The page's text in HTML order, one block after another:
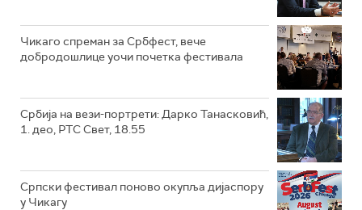
Чикаго спреман за Србфест, вече
добродошлице уочи почетка фестивала
Србија на вези-портрети: Дарко Танасковић,
1. део, РТС Свет, 18.55
Српски фестивал поново окупља дијаспору
у Чикагу